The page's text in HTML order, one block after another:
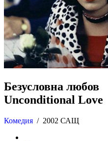
Безусловна любов
Unconditional Love
Комедия / 2002 САЩ